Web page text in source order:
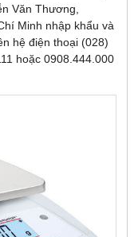
Văn Thương,
Minh nhập khẩu và
hệ điện thoại (028)
hoặc 0908.444.000